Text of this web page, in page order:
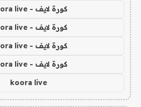
كورة لايف - koora live
كورة لايف - koora live
كورة لايف - koora live
كورة لايف - koora live
koora live